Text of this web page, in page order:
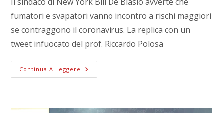
fumatori e svapatori vanno incontro a rischi maggiori
se contraggono il coronavirus. La replica con un
tweet infuocato del prof. Riccardo Polosa
Continua A Leggere